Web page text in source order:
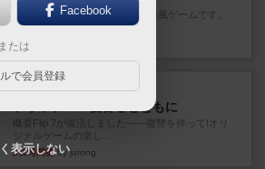
トランプで遊べる2人対戦の麻雀風ゲームです。
10枚の手札で、同じスーツ...
35分前
フリップ７：復讐心とともに
概要Flip 7が復活しました――復讐を伴って!オリ
ジナルゲームの楽し...
約1時間前by jurong
Facebook
または
で会員登録
表示しない